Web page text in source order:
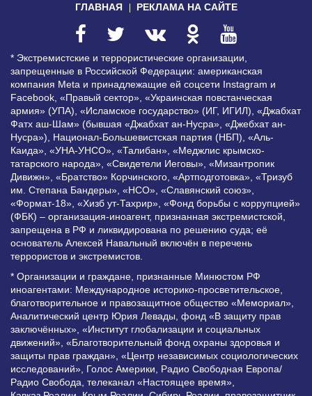
ГЛАВНАЯ РЕКЛАМА НА САЙТЕ
* Экстремистские и террористические организации,
запрещенные в Российской Федерации: американская
компания Meta и принадлежащие ей соцсети Instagram и
Facebook, «Правый сектор», «Украинская повстанческая
армия» (УПА), «Исламское государство» (ИГ, ИГИЛ), «Джабхат
Фатх аш-Шам» (бывшая «Джабхат ан-Нусра», «Джебхат ан-
Нусра»), Национал-Большевистская партия (НБП), «Аль-
Каида», «УНА-УНСО», «Талибан», «Меджлис крымско-
татарского народа», «Свидетели Иеговы», «Мизантропик
Дивижн», «Братство» Корчинского, «Артподготовка», «Тризуб
им. Степана Бандеры», «НСО», «Славянский союз»,
«Формат-18», «Хизб ут-Тахрир», «Фонд борьбы с коррупцией»
(ФБК) – организация-иноагент, признанная экстремистской,
запрещена в РФ и ликвидирована по решению суда; её
основатель Алексей Навальный включён в перечень
террористов и экстремистов.
* Организации и граждане, признанные Минюстом РФ
иноагентами: Международное историко-просветительское,
благотворительное и правозащитное общество «Мемориал»,
Аналитический центр Юрия Левады, фонд «В защиту прав
заключённых», «Институт глобализации и социальных
движений», «Благотворительный фонд охраны здоровья и
защиты прав граждан», «Центр независимых социологических
исследований», Голос Америки, Радио Свободная Европа/
Радио Свобода, телеканал «Настоящее время»,